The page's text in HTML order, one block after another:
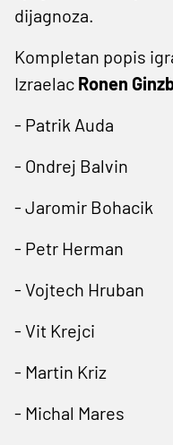
dijagnoza.
Kompletan popis
Izraelac Ronen
- Patrik Auda
- Ondrej Balvin
- Jaromir Bohacik
- Petr Herman
- Vojtech Hruban
- Vit Krejci
- Martin Kriz
- Michal Mares